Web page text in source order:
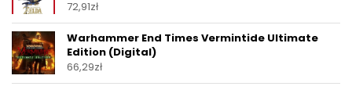
72,91zł
Warhammer End Times Vermintide Ultimate
Edition (Digital)
66,29zł